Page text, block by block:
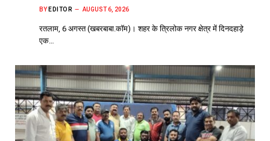
BY EDITOR AUGUST 6, 2026
रतलाम, 6 अगस्त (खबरबाबा.कॉम)। शहर के त्रिलोक नगर क्षेत्र में दिनदहाड़े
एक…